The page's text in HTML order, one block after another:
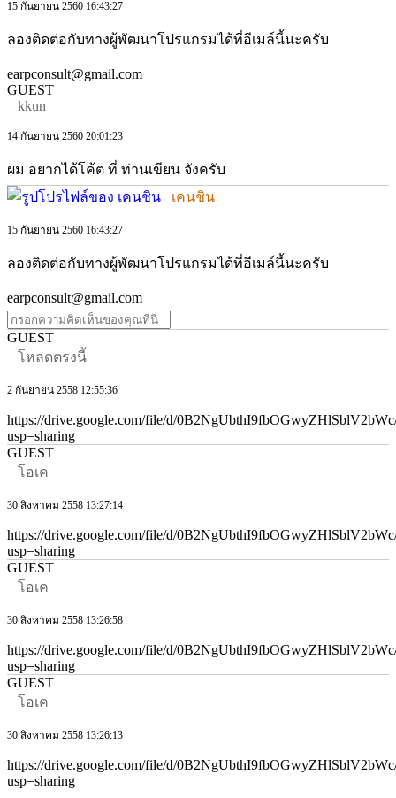
15 กันยายน 2560 16:43:27
ลองติดต่อกับทางผู้พัฒนาโปรแกรมได้ที่อีเมล์นี้นะครับ
earpconsult@gmail.com
GUEST
kkun
14 กันยายน 2560 20:01:23
ผม อยากได้โค้ต ที่ ท่านเขียน จังครับ
เคนชิน
15 กันยายน 2560 16:43:27
ลองติดต่อกับทางผู้พัฒนาโปรแกรมได้ที่อีเมล์นี้นะครับ
earpconsult@gmail.com
GUEST
โหลดตรงนี้
2 กันยายน 2558 12:55:36
https://drive.google.com/file/d/
usp=sharing
GUEST
โอเค
30 สิงหาคม 2558 13:27:14
https://drive.google.com/file/d/
usp=sharing
GUEST
โอเค
30 สิงหาคม 2558 13:26:58
https://drive.google.com/file/d/
usp=sharing
GUEST
โอเค
30 สิงหาคม 2558 13:26:13
https://drive.google.com/file/d/
usp=sharing